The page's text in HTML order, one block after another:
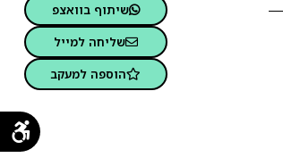
שיתוף בוואצפ
שליחה למייל
הוספה למעקב